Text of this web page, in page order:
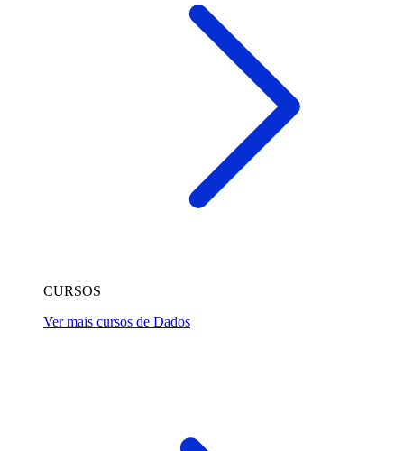
CURSOS
Ver mais cursos de Dados